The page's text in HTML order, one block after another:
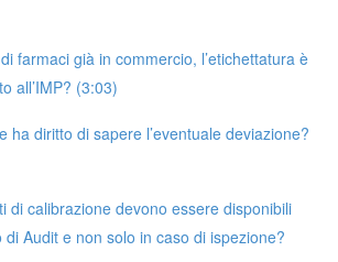
farmaci già in commercio, l’etichettatura è
all’IMP? (3:03)
ha diritto di sapere l’eventuale deviazione?
di calibrazione devono essere disponibili
di Audit e non solo in caso di ispezione?